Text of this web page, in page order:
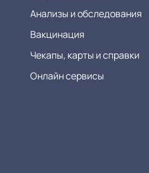
Анализы и обследования
Вакцинация
Чекапы, карты и справки
Онлайн сервисы